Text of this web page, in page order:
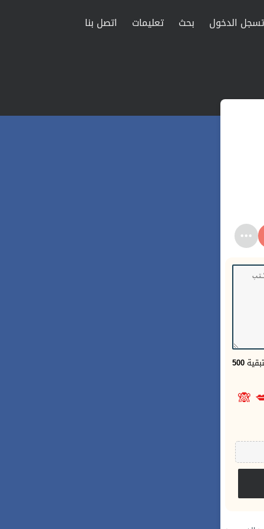
تسجل الدخول بحث تعليمات
اتصل بنا
500
🙈